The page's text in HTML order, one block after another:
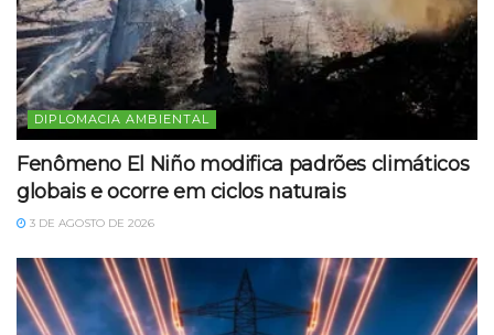
DIPLOMACIA AMBIENTAL
Fenômeno El Niño modifica padrões climáticos
globais e ocorre em ciclos naturais
3 DE AGOSTO DE 2026